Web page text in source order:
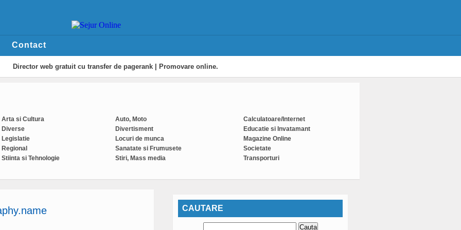
Contact
Director webgratuit cu transfer de pagerank | Promovare online.
Arta si Cultura Auto, Moto
Calculatoare/Internet
Diverse
Divertisment
Educatie si Invatamant
Legislatie
Locuri de munca
Magazine Online
Regional
Sanatate si Frumusete
Societate
Stiinta si Tehnologie
Stiri, Mass media Transporturi
CAUTARE